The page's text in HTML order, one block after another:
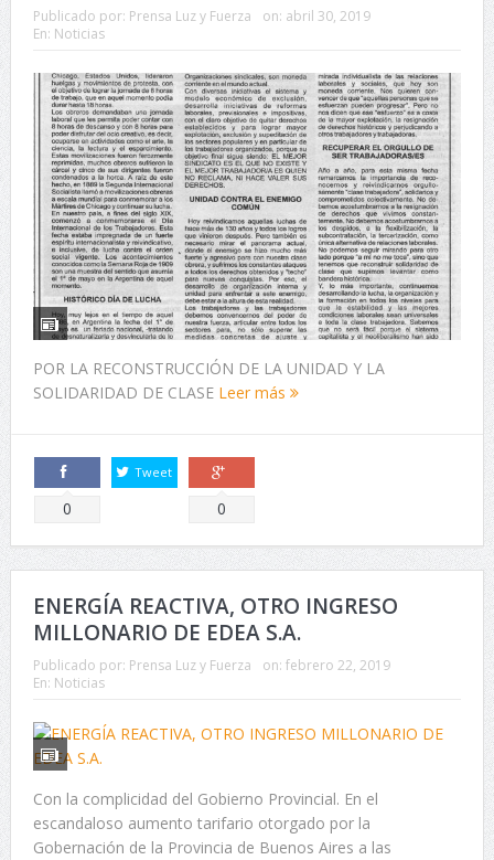
Publicado por: Prensa Luz y Fuerza on: abril 30, 2019
En: Noticias
POR LA RECONSTRUCCIÓN DE LA UNIDAD Y LA
SOLIDARIDAD DE CLASE Leer más
Comparte
0
Tweet
Comparte
0
ENERGÍA REACTIVA, OTRO INGRESO
MILLONARIO DE EDEA S.A.
Publicado por: Prensa Luz y Fuerza on: febrero 22, 2019
En: Noticias
Con la complicidad del Gobierno Provincial. En el
escandaloso aumento tarifario otorgado por la
Gobernación de la Provincia de Buenos Aires a las